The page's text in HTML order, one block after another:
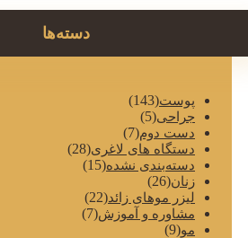
دسته‌ها
پوست(143)
جراحی(5)
دست دوم(7)
دستگاه های لاغری(28)
دسته‌بندی نشده(15)
زنان(26)
لیزر موهای زائد(22)
مشاوره و آموزش(7)
مو(9)